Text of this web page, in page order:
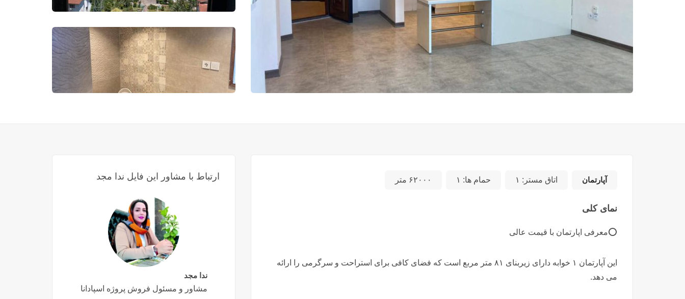
آپارتمان اتاق مستر: ۱ حمام ها: ۱ ۶۲۰۰۰ متر
نمای کلی
⭕️معرفی اپارتمان با قیمت عالی
این آپارتمان ۱ خوابه دارای زیربنای ۸۱ متر مربع است که فضای کافی برای استراحت و سرگرمی را ارائه
می دهد.
ارتباط با مشاور این فایل ندا مجد
ندا مجد
مشاور و مسئول فروش پروژه اسپادانا